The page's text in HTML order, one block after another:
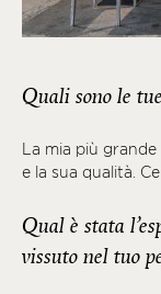
Quali sono le
La mia più
e la sua qualità.
Qual è stata
vissuto nel tuo